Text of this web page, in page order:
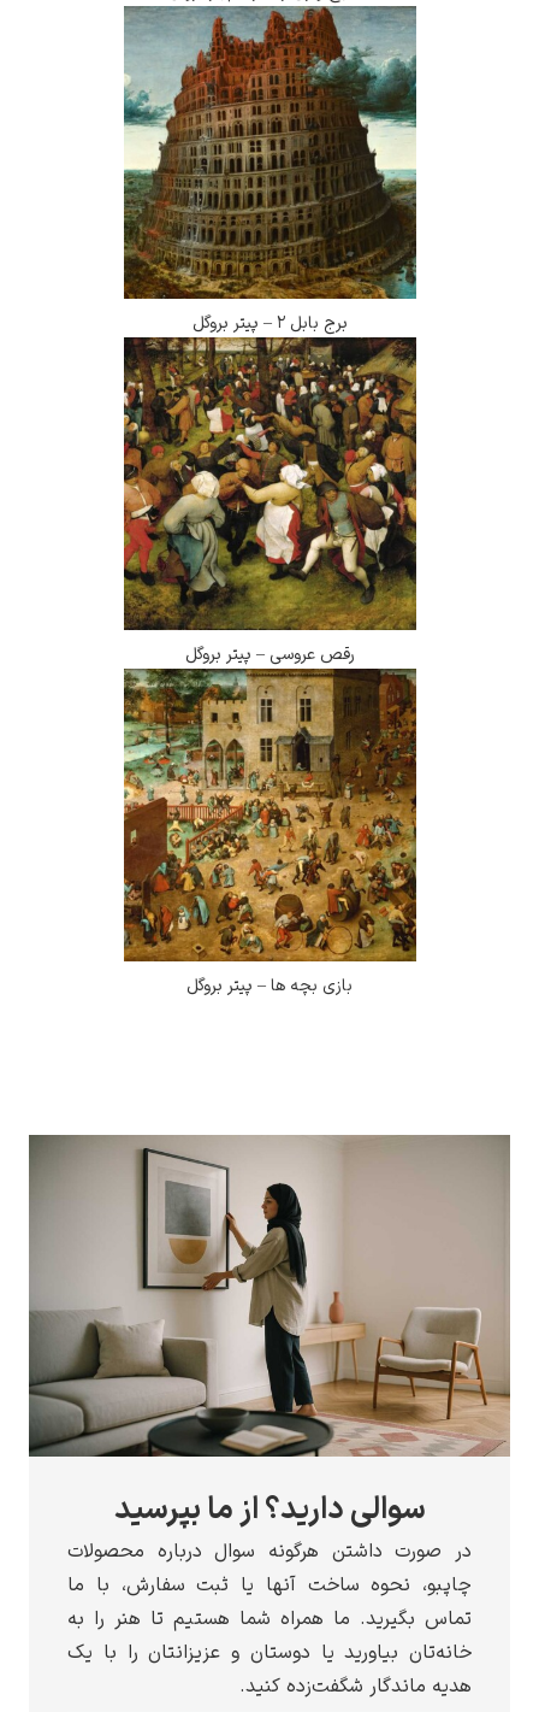
رقص عروسی – پیتر بروگل
بازی بچه ها – پیتر بروگل
سوالی دارید؟ از ما بپرسید
در صورت داشتن هرگونه سوال درباره محصولات
چاپبو، نحوه ساخت آنها یا ثبت سفارش، با ما
تماس بگیرید. ما همراه شما هستیم تا هنر را به
خانه‌تان بیاورید یا دوستان و عزیزانتان را با یک
هدیه ماندگار شگفت‌زده کنید.